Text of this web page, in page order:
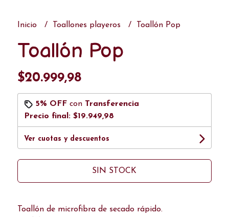
Inicio Toallones playeros Toallón Pop
Toallón Pop
$20.999,98
5% OFFcon Transferencia
Precio final: $19.949,98
Ver cuotas y descuentos
SIN STOCK
Toallón de microfibra de secado rápido.